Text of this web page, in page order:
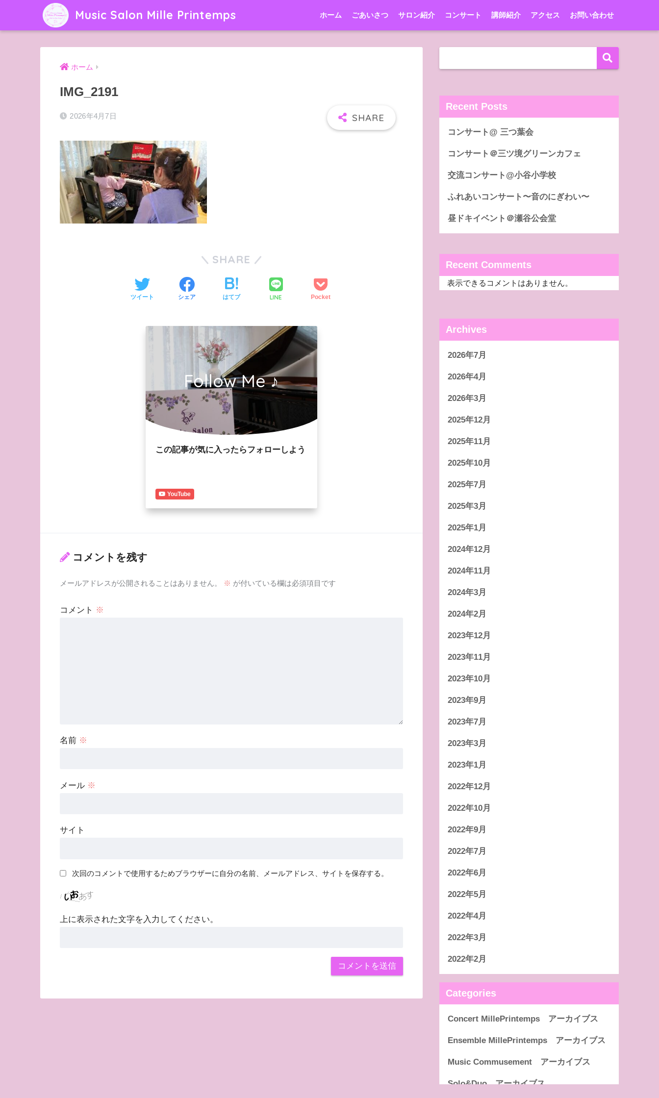
Music Salon Mille Printemps ホーム ごあいさつ サロン紹介 コンサート 講師紹介 アクセス お問い合わせ
ホーム
IMG_2191
2026年4月7日
SHARE
ツイート シェア はてブ LINE Pocket
Follow Me ♪
この記事が気に入ったらフォローしよう
YouTube
コメントを残す
メールアドレスが公開されることはありません。 ※ が付いている欄は必須項目です
コメント ※
名前 ※
メール ※
サイト
次回のコメントで使用するためブラウザーに自分の名前、メールアドレス、サイトを保存する。
上に表示された文字を入力してください。
Recent Posts
コンサート@ 三つ葉会
コンサート＠三ツ境グリーンカフェ
交流コンサート@小谷小学校
ふれあいコンサート〜音のにぎわい〜
昼ドキイベント＠瀬谷公会堂
Recent Comments
表示できるコメントはありません。
Archives
2026年7月
2026年4月
2026年3月
2025年12月
2025年11月
2025年10月
2025年7月
2025年3月
2025年1月
2024年12月
2024年11月
2024年3月
2024年2月
2023年12月
2023年11月
2023年10月
2023年9月
2023年7月
2023年3月
2023年1月
2022年12月
2022年10月
2022年9月
2022年7月
2022年6月
2022年5月
2022年4月
2022年3月
2022年2月
Categories
Concert MillePrintemps アーカイブス
Ensemble MillePrintemps アーカイブス
Music Commusement アーカイブス
Solo&Duo アーカイブス